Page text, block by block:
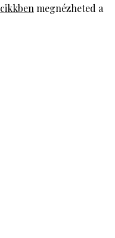
cikkbenmegnézheted a